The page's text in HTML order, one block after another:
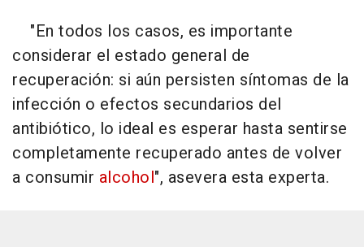
"En todos los casos, es importante
considerar el estado general de
recuperación: si aún persisten síntomas de la
infección o efectos secundarios del
antibiótico, lo ideal es esperar hasta sentirse
completamente recuperado antes de volver
a consumir alcohol", asevera esta experta.